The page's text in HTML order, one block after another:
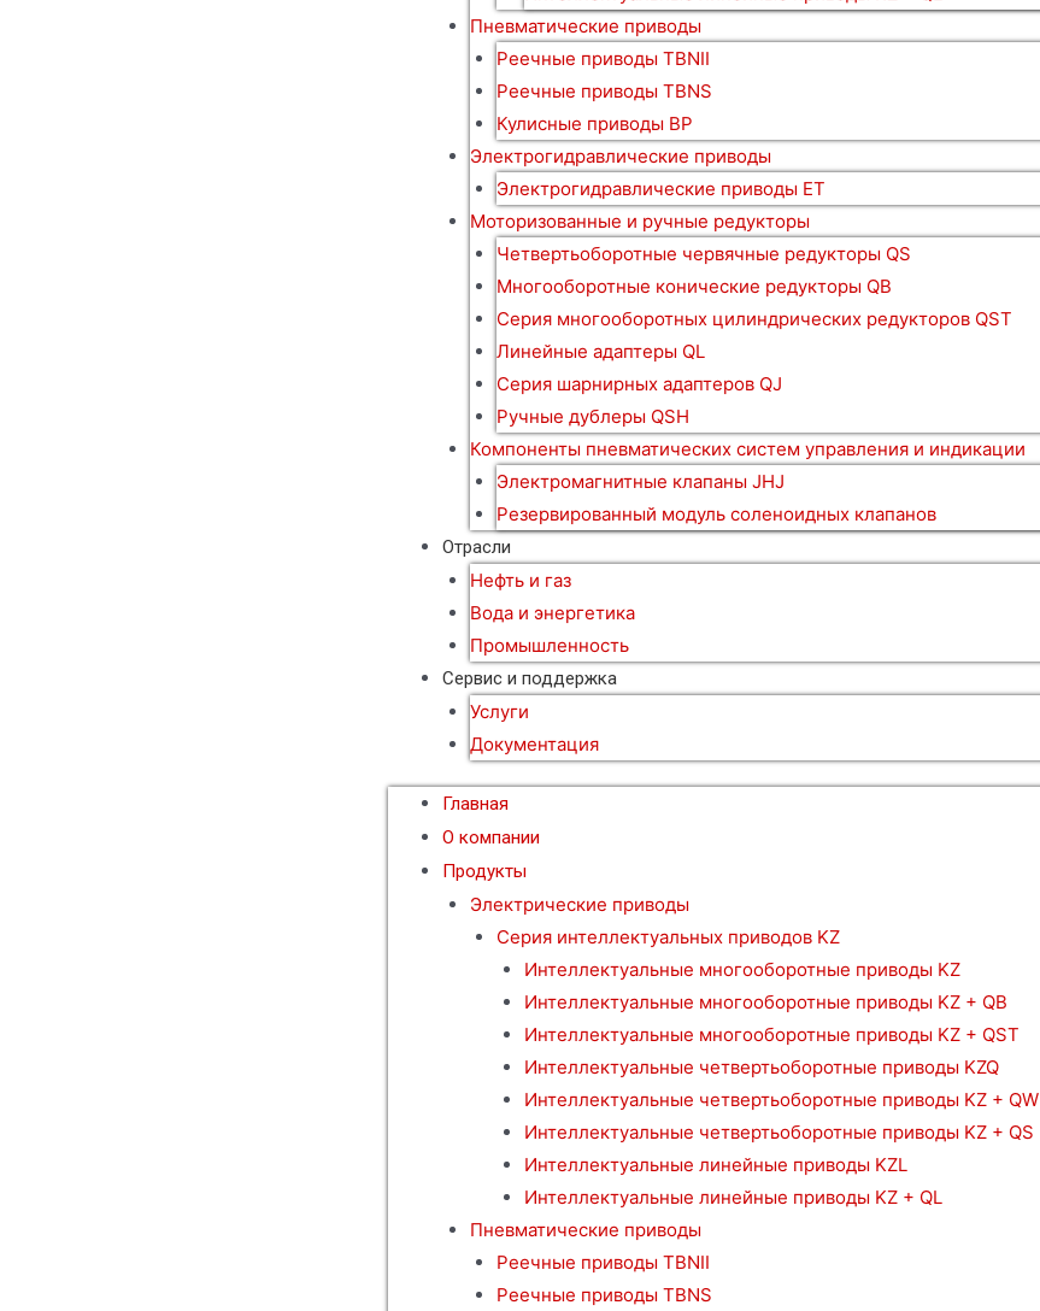
Пневматические приводы
Реечные приводы TBNII
Реечные приводы TBNS
Кулисные приводы BP
Электрогидравлические приводы
Электрогидравлические приводы ET
Моторизованные и ручные редукторы
Четвертьоборотные червячные редукторы QS
Многооборотные конические редукторы QB
Серия многооборотных цилиндрических редукторов QST
Линейные адаптеры QL
Серия шарнирных адаптеров QJ
Ручные дублеры QSH
Компоненты пневматических систем управления и индикации
Электромагнитные клапаны JHJ
Резервированный модуль соленоидных клапанов
Отрасли
Нефть и газ
Вода и энергетика
Промышленность
Сервис и поддержка
Услуги
Документация
Главная
О компании
Продукты
Электрические приводы
Серия интеллектуальных приводов KZ
Интеллектуальные многооборотные приводы KZ
Интеллектуальные многооборотные приводы KZ + QB
Интеллектуальные многооборотные приводы KZ + QST
Интеллектуальные четвертьоборотные приводы KZQ
Интеллектуальные четвертьоборотные приводы KZ + QW
Интеллектуальные четвертьоборотные приводы KZ + QS
Интеллектуальные линейные приводы KZL
Интеллектуальные линейные приводы KZ + QL
Пневматические приводы
Реечные приводы TBNII
Реечные приводы TBNS